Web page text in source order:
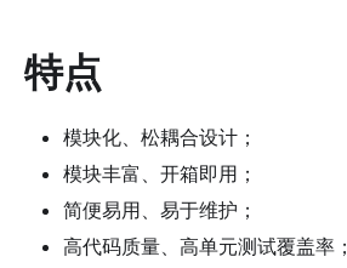
特点
模块化、松耦合设计；
模块丰富、开箱即用；
简便易用、易于维护；
高代码质量、高单元测试覆盖率；